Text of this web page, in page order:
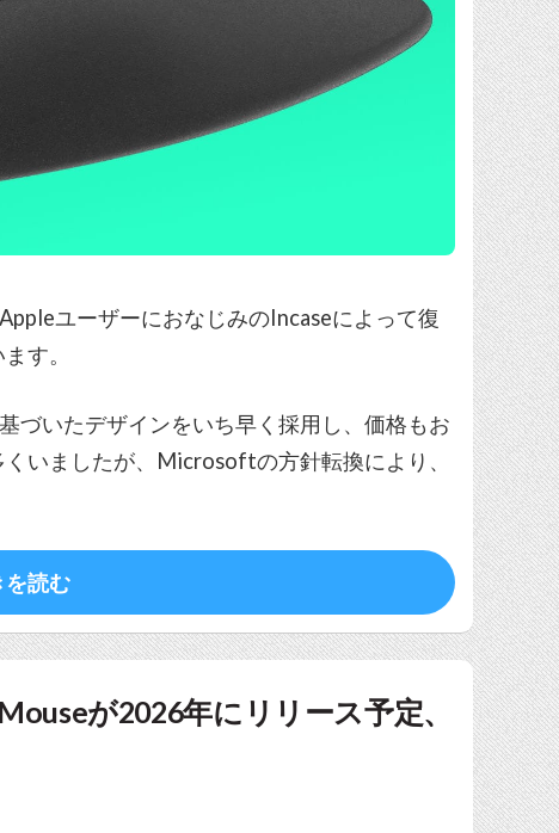
ユーザーにおなじみのIncaseによって復
す。
いたデザインをいち早く採用し、価格もお
いましたが、Microsoftの方針転換により、
を読む
が2026年にリリース予定、